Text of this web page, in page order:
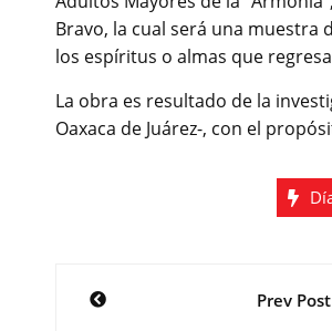
Bravo, la cual será una muestra
los espíritus o almas que
La obra es resultado de la
Oaxaca de Juárez-, con el
NavegaciónPrev Post